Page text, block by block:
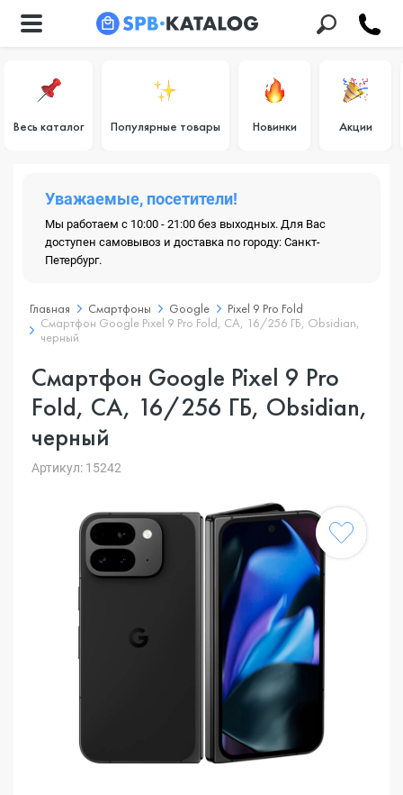
Весь каталог Популярные товары Новинки Акции
Уважаемые, посетители!
Мы работаем с 10:00 - 21:00 без выходных. Для Вас
доступен самовывоз и доставка по городу: Санкт-
Петербург.
Главная Смартфоны Google
Pixel 9 Pro Fold
Смартфон Google Pixel 9 Pro Fold, CA, 16/256 ГБ, Obsidian,
черный
Смартфон Google Pixel 9 Pro
Fold, CA, 16/256 ГБ, Obsidian,
черный
Артикул: 15242